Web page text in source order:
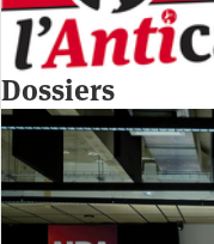
Dossiers